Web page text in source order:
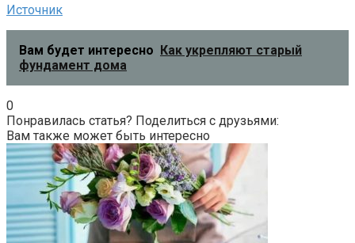
Источник
Вам будет интересно Как укрепляют старый
фундамент дома
0
Понравилась статья? Поделиться с друзьями:
Вам также может быть интересно